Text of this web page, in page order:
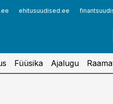
ehitusuudised.ee
Füüsika Ajalugu